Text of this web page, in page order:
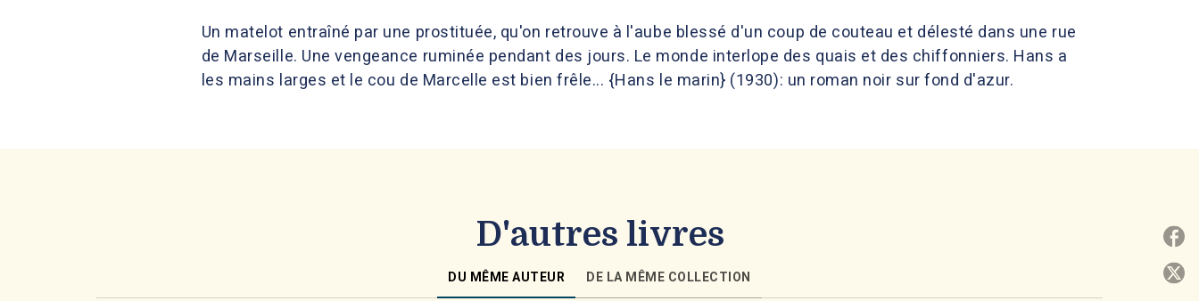
Un matelot entraîné par une prostituée, qu'on retrouve à l'aube blessé d'un coup de couteau et délesté dans une rue
de Marseille. Une vengeance ruminée pendant des jours. Le monde interlope des quais et des chiffonniers. Hans a
les mains larges et le cou de Marcelle est bien frêle... {Hans le marin} (1930): un roman noir sur fond d'azur.
D'autres livres
DU MÊME AUTEUR DE LA MÊME COLLECTION